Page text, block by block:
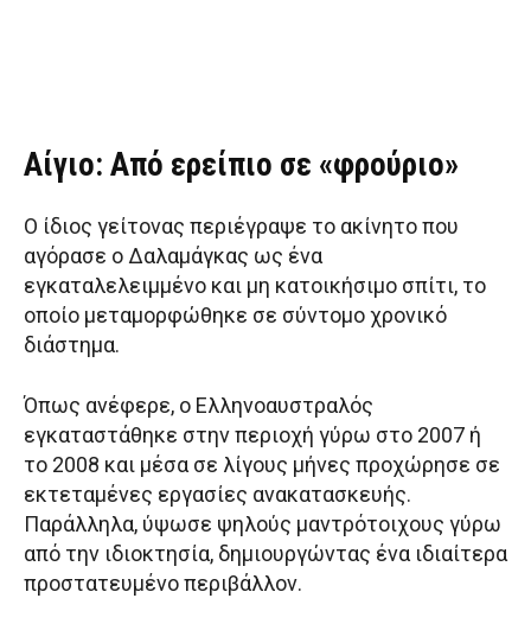
Αίγιο: Από ερείπιο σε «φρούριο»
Ο ίδιος γείτονας περιέγραψε το ακίνητο που
αγόρασε ο Δαλαμάγκας ως ένα
εγκαταλελειμμένο και μη κατοικήσιμο σπίτι, το
οποίο μεταμορφώθηκε σε σύντομο χρονικό
διάστημα.
Όπως ανέφερε, ο Ελληνοαυστραλός
εγκαταστάθηκε στην περιοχή γύρω στο 2007 ή
το 2008 και μέσα σε λίγους μήνες προχώρησε σε
εκτεταμένες εργασίες ανακατασκευής.
Παράλληλα, ύψωσε ψηλούς μαντρότοιχους γύρω
από την ιδιοκτησία, δημιουργώντας ένα ιδιαίτερα
προστατευμένο περιβάλλον.